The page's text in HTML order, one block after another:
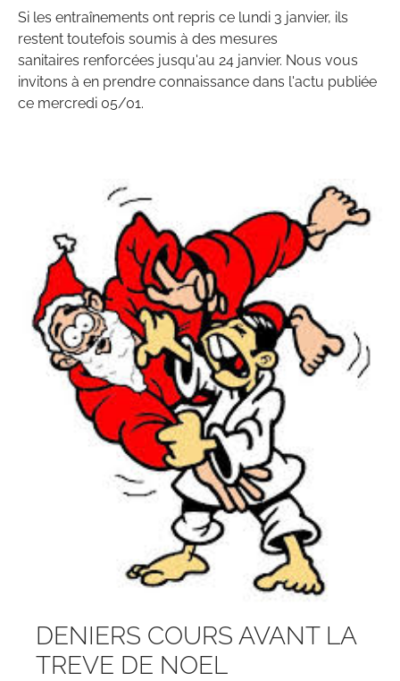
Si les entraînements ont repris ce lundi 3 janvier, ils
restent toutefois soumis à des mesures
sanitaires renforcées jusqu'au 24 janvier. Nous vous
invitons à en prendre connaissance dans l'actu publiée
ce mercredi 05/01.
DENIERS COURS AVANT LA
TREVE DE NOEL